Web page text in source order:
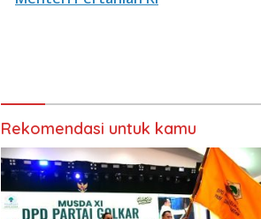
Rekomendasi untuk kamu